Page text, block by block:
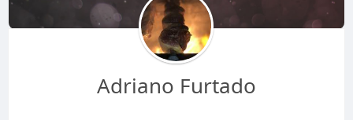
Adriano Furtado